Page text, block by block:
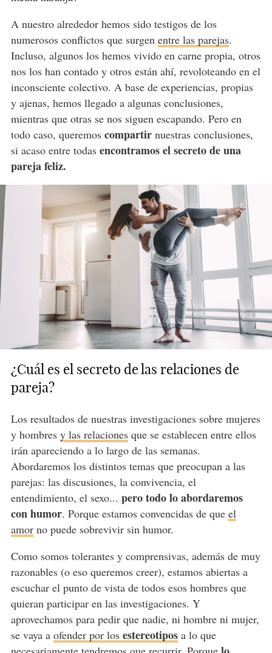
A nuestro alrededor hemos sido testigos de los
numerosos conflictos que surgen entre las parejas.
Incluso, algunos los hemos vivido en carne propia, otros
nos los han contado y otros están ahí, revoloteando en el
inconsciente colectivo. A base de experiencias, propias
y ajenas, hemos llegado a algunas conclusiones,
mientras que otras se nos siguen escapando. Pero en
todo caso, queremos compartir nuestras conclusiones,
si acaso entre todas encontramos el secreto de una
pareja feliz.
¿Cuál es el secreto de las relaciones de
pareja?
Los resultados de nuestras investigaciones sobre mujeres
y hombres y las relacionesque se establecen entre ellos
irán apareciendo a lo largo de las semanas.
Abordaremos los distintos temas que preocupan a las
parejas: las discusiones, la convivencia, el
entendimiento, el sexo... pero todo lo abordaremos
con humor. Porque estamos convencidas de que el
amorno puede sobrevivir sin humor.
Como somos tolerantes y comprensivas, además de muy
razonables (o eso queremos creer), estamos abiertas a
escuchar el punto de vista de todos esos hombres que
quieran participar en las investigaciones. Y
aprovechamos para pedir que nadie, ni hombre ni mujer,
se vaya a ofender por los estereotiposa lo que